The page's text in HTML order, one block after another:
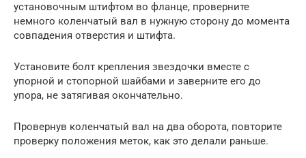
установочным штифтом во фланце, проверните
немного коленчатый вал в нужную сторону до момента
совпадения отверстия и штифта.
Установите болт крепления звездочки вместе с
упорной и стопорной шайбами и заверните его до
упора, не затягивая окончательно.
Провернув коленчатый вал на два оборота, повторите
проверку положения меток, как это делали раньше.